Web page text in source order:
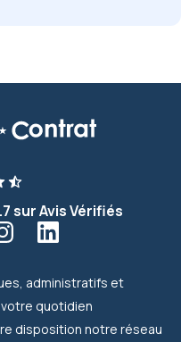
sur Avis Vérifiés
administratifs et
quotidien
disposition notre réseau